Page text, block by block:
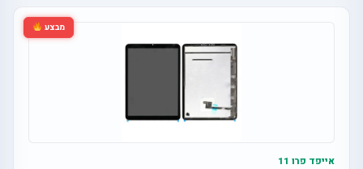
מבצע
אייפד פרו 11